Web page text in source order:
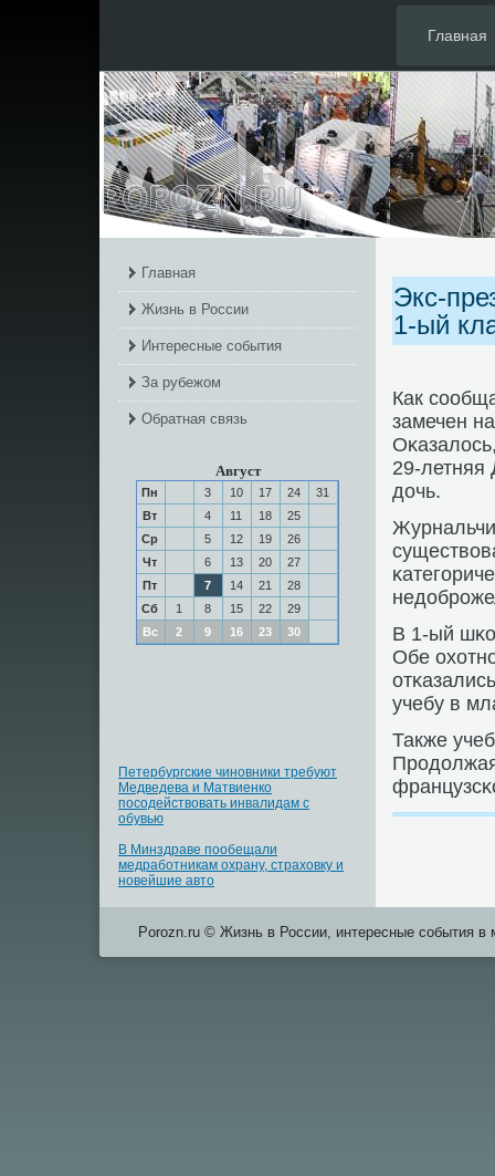
Главная
Главная
Жизнь в России
Интересные события
За рубежом
Обратная связь
Август
Пн 3 10 17 24
31
Вт
4 11 18
25
Ср
5 12 19
26
Чт
6 13 20
27
Пт
7 14 21
28
Сб
1 8 15 22
29
Вс
2 9 16 23 30
Петербургские чиновники требуют
Медведева и Матвиенко
посодействовать инвалидам с
обувью
В Минздраве пообещали
медработникам охрану, страховку и
новейшие авто
Экс-
1-ый
Как
замечен
29-
дочь.
В 1-ый
Обе
учебу в
Также
Porozn.ru © Жизнь в России, интересные события в